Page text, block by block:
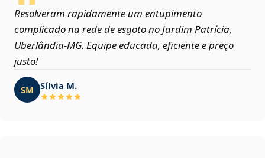
Resolveram rapidamente um entupimento
complicado na rede de esgoto no Jardim Patrícia,
Uberlândia‑MG. Equipe educada, eficiente e preço
justo!
SM Sílvia M.